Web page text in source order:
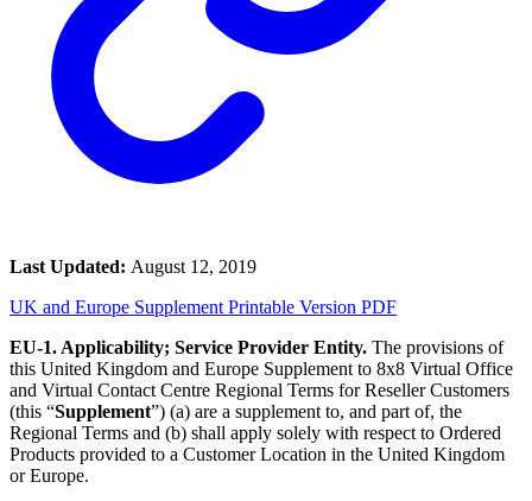
Last Updated: August 12, 2019
UK and Europe Supplement Printable Version PDF
EU-1. Applicability; Service Provider Entity. The provisions of
this United Kingdom and Europe Supplement to 8x8 Virtual Office
and Virtual Contact Centre Regional Terms for Reseller Customers
(this “Supplement”) (a) are a supplement to, and part of, the
Regional Terms and (b) shall apply solely with respect to Ordered
Products provided to a Customer Location in the United Kingdom
or Europe.